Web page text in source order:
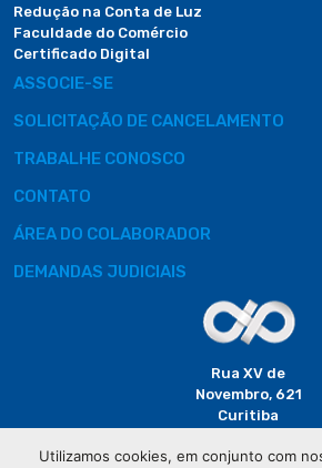
Redução na Conta de Luz
Faculdade do Comércio
Certificado Digital
ASSOCIE-SE
SOLICITAÇÃO DE CANCELAMENTO
TRABALHE CONOSCO
CONTATO
ÁREA DO COLABORADOR
DEMANDAS JUDICIAIS
Rua XV de
Novembro, 621
Curitiba
Utilizamos cookies, em conjunto com